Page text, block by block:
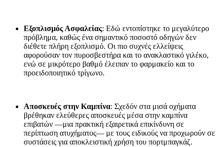
Εξοπλισμός Ασφαλείας: Εδώ εντοπίστηκε το μεγαλύτερο
πρόβλημα, καθώς ένα σημαντικό ποσοστό οδηγών δεν
διέθετε πλήρη εξοπλισμό. Οι πιο συχνές ελλείψεις
αφορούσαν τον πυροσβεστήρα και το ανακλαστικό γιλέκο,
ενώ σε μικρότερο βαθμό έλειπαν το φαρμακείο και το
προειδοποιητικό τρίγωνο.
Αποσκευές στην Καμπίνα: Σχεδόν στα μισά οχήματα
βρέθηκαν ελεύθερες αποσκευές μέσα στην καμπίνα
επιβατών —μια πρακτική εξαιρετικά επικίνδυνη σε
περίπτωση ατυχήματος— με τους ειδικούς να προχωρούν σε
συστάσεις για αποκλειστική χρήση του πορτμπαγκάζ.